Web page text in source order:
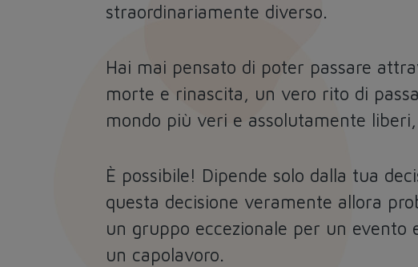
straordinariamente diverso.
Hai mai pensato di poter passare
morte e rinascita, un vero rito di
mondo più veri e assolutamente
È possibile! Dipende solo dalla tua
questa decisione veramente allora
un gruppo eccezionale per un
un capolavoro.